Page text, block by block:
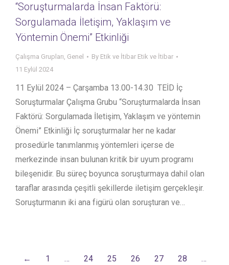
“Soruşturmalarda İnsan Faktörü:
Sorgulamada İletişim, Yaklaşım ve
Yöntemin Önemi” Etkinliği
Çalışma Grupları, Genel By Etik ve İtibar Etik ve İtibar
11 Eylül 2024
11 Eylül 2024 – Çarşamba 13.00-14.30 TEİD İç
Soruşturmalar Çalışma Grubu “Soruşturmalarda İnsan
Faktörü: Sorgulamada İletişim, Yaklaşım ve yöntemin
Önemi” Etkinliği İç soruşturmalar her ne kadar
prosedürle tanımlanmış yöntemleri içerse de
merkezinde insan bulunan kritik bir uyum programı
bileşenidir. Bu süreç boyunca soruşturmaya dahil olan
taraflar arasında çeşitli şekillerde iletişim gerçekleşir.
Soruşturmanın iki ana figürü olan soruşturan ve…
← 1 … 24 25 26 27 28 …